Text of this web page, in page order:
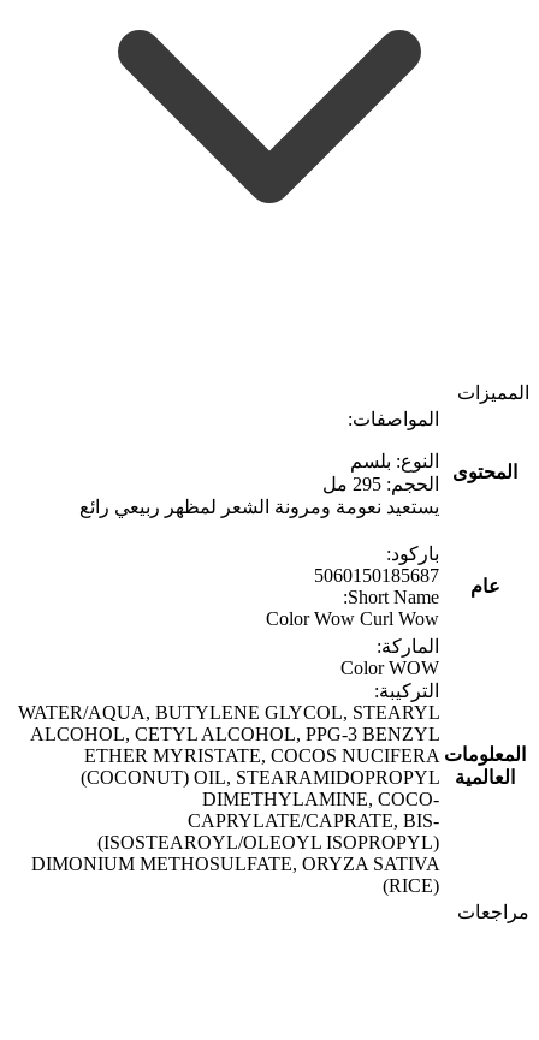
المميزات
المحتوى
المواصفات:
النوع: بلسم
الحجم: 295 مل
يستعيد نعومة ومرونة الشعر لمظهر ربيعي رائع
عام
باركود:
5060150185687
Short Name:
Color Wow Curl Wow
المعلومات
العالمية
الماركة:
Color WOW
التركيبة:
WATER/AQUA, BUTYLENE GLYCOL, STEARYL
ALCOHOL, CETYL ALCOHOL, PPG-3 BENZYL
ETHER MYRISTATE, COCOS NUCIFERA
(COCONUT) OIL, STEARAMIDOPROPYL
DIMETHYLAMINE, COCO-
CAPRYLATE/CAPRATE, BIS-
(ISOSTEAROYL/OLEOYL ISOPROPYL)
DIMONIUM METHOSULFATE, ORYZA SATIVA
(RICE)
مراجعات